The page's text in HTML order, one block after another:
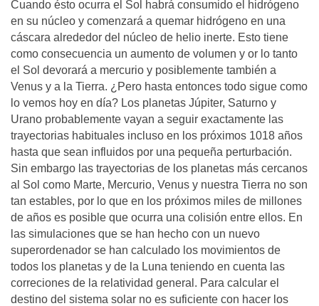
Cuando ésto ocurra el Sol habrá consumido el hidrógeno
en su núcleo y comenzará a quemar hidrógeno en una
cáscara alrededor del núcleo de helio inerte. Esto tiene
como consecuencia un aumento de volumen y or lo tanto
el Sol devorará a mercurio y posiblemente también a
Venus y a la Tierra. ¿Pero hasta entonces todo sigue como
lo vemos hoy en día? Los planetas Júpiter, Saturno y
Urano probablemente vayan a seguir exactamente las
trayectorias habituales incluso en los próximos 1018 años
hasta que sean influidos por una pequeña perturbación.
Sin embargo las trayectorias de los planetas más cercanos
al Sol como Marte, Mercurio, Venus y nuestra Tierra no son
tan estables, por lo que en los próximos miles de millones
de años es posible que ocurra una colisión entre ellos. En
las simulaciones que se han hecho con un nuevo
superordenador se han calculado los movimientos de
todos los planetas y de la Luna teniendo en cuenta las
correciones de la relatividad general. Para calcular el
destino del sistema solar no es suficiente con hacer los